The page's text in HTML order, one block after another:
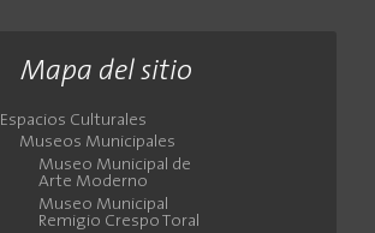
Mapa del sitio
Espacios Culturales
Museos Municipales
Museo Municipal de
Arte Moderno
Museo Municipal
Remigio Crespo Toral